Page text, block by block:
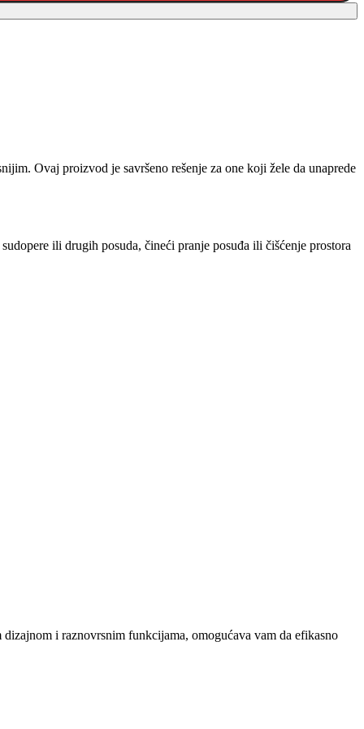
Ovaj proizvod je savršeno rešenje za one koji žele da unaprede
ili drugih posuda, čineći pranje posuđa ili čišćenje prostora
i raznovrsnim funkcijama, omogućava vam da efikasno